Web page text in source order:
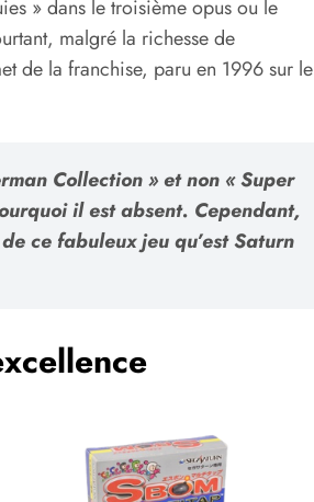
» dans le troisième opus ou le
malgré la richesse de
de la franchise, paru en 1996 sur le
Collection » et non « Super
il est absent. Cependant,
ce fabuleux jeu qu’estSaturn